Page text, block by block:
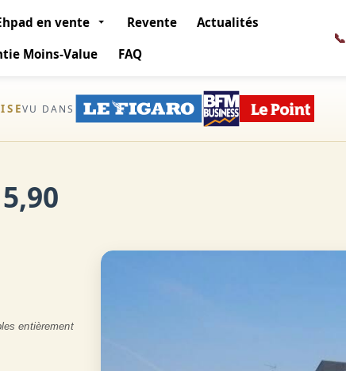
en vente Revente
Actualités
Moins-Value
FAQ
📞
VU DANS
entièrement